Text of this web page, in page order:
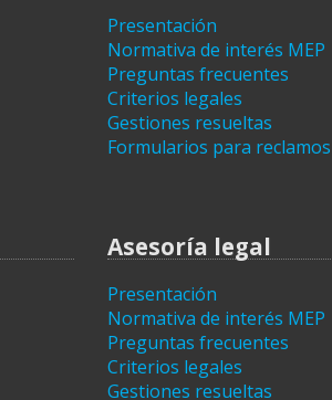
Presentación
Normativa de interés MEP
Preguntas frecuentes
Criterios legales
Gestiones resueltas
Formularios para reclamos
Asesoría legal
Presentación
Normativa de interés MEP
Preguntas frecuentes
Criterios legales
Gestiones resueltas